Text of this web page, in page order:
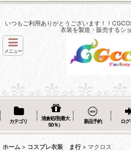
いつもご利用ありがとうございます！！
衣装を製造・販売するシ
メニュー
カテゴリ
清倉処理(最大
50％）
新品予約 ログ
ホーム > コスプレ衣装 ま行 > マクロス